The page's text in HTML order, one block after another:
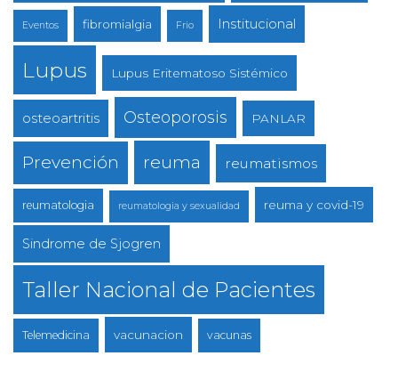
Eventos fibromialgia Frio Institucional
Lupus Lupus Eritematoso Sistémico
osteoartritis Osteoporosis PANLAR
Prevención reuma reumatismos
reumatologia reumatologia y sexualidad reuma y covid-19
Sindrome de Sjogren
Taller Nacional de Pacientes
Telemedicina vacunacion vacunas